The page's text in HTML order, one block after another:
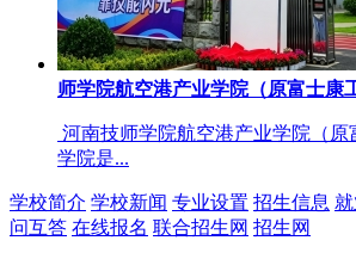
师学院航空港产业学院（原富士康
河南技师学院航空港产业学院（原
学院是...
学校简介 学校新闻 专业设置 招生信息
问互答 在线报名 联合招生网 招生网